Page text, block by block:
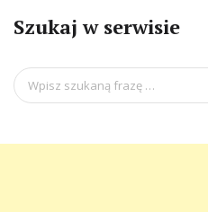
Szukaj w serwisie
Search
for: